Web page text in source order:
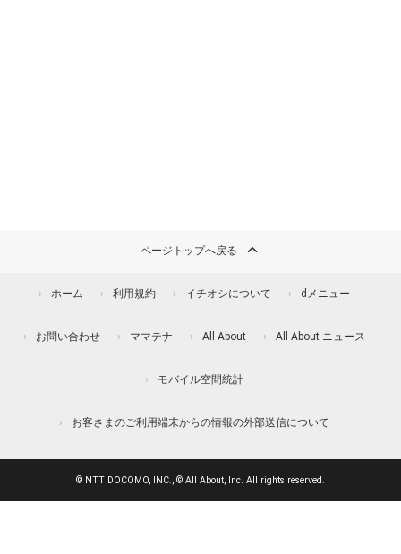
ページトップへ戻る
ホーム 利用規約 イチオシについて dメニュー
お問い合わせ ママテナ All About All About ニュース
モバイル空間統計
お客さまのご利用端末からの情報の外部送信について
© NTT DOCOMO, INC., © All About, Inc. All rights reserved.